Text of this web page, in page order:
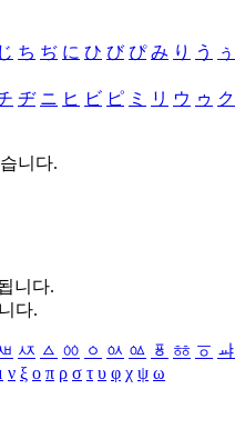
じ ち ぢ に ひ び ぴ み り う ぅ
ヂ ニ ヒ ビ ピ ミ リ ウ ゥ ク
니다.
니다.
다.
ㅾ ㅿ ㆀ ㆁ ㆂ ㆃ ㆄ ㆅ ㆆ ㆇ
ν ξ ο π ρ σ τ υ φ χ ψ ω